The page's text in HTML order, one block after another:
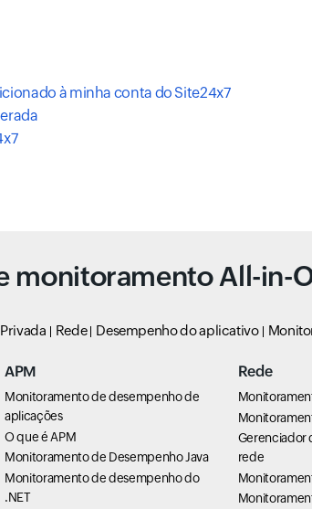
à minha conta do Site24x7
monitoramento All-in-
Rede Desempenho do aplicativo
APM
Monitoramento de desempenho de
aplicações
O que é APM
Monitoramento de Desempenho Java
Monitoramento de desempenho do
.NET
Rede
Gerenciador
rede